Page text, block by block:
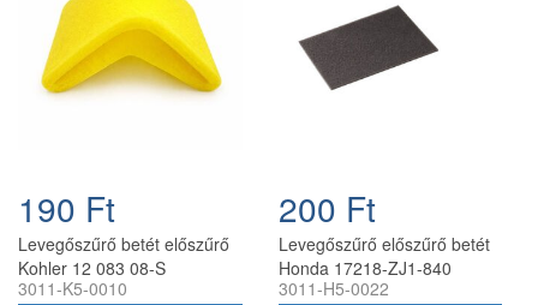
190 Ft
Levegőszűrő betét előszűrő
Kohler 12 083 08-S
102x118x68 mm
3011-K5-0010
200 Ft
Levegőszűrő előszűrő betét
Honda 17218-ZJ1-840
3011-H5-0022